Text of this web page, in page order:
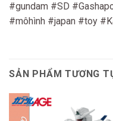
#gundam #SD
#môhình #japan #toy
SẢN PHẨM TƯƠNG